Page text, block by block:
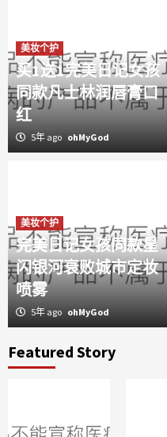
美妆个护
买1送1完美日记女孩
同款凡士林润唇膏口
红
5年 ago ohMyGod
美妆个护
完美日记女孩同款星
闪银河衰败城市定妆
喷雾
5年 ago ohMyGod
Featured Story